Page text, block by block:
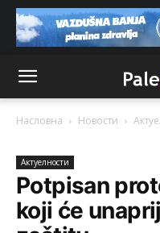
Насловна Новости
Актуeлности
Potpisan
koji će